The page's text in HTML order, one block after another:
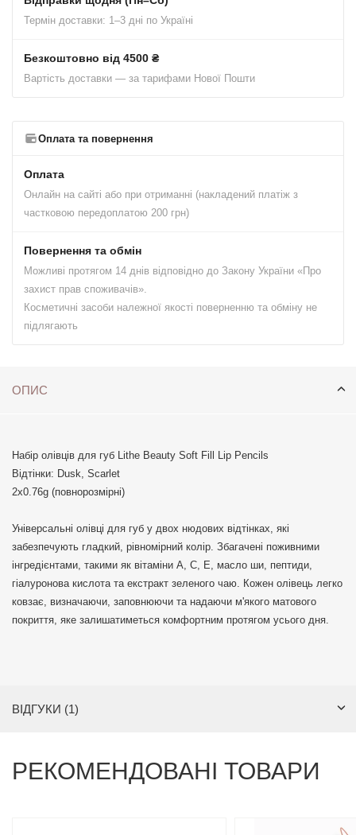
Термін доставки: 1–3 дні по Україні
Безкоштовно від 4500 ₴
Вартість доставки — за тарифами Нової Пошти
Оплата та повернення
Оплата
Онлайн на сайті або при отриманні (накладений платіж з
частковою передоплатою 200 грн)
Повернення та обмін
Можливі протягом 14 днів відповідно до Закону України «Про
захист прав споживачів».
Косметичні засоби належної якості поверненню та обміну не
підлягають
ОПИС
Набір олівців для губ Lithe Beauty Soft Fill Lip Pencils
Відтінки: Dusk, Scarlet
2x0.76g (повнорозмірні)
Універсальні олівці для губ у двох нюдових відтінках, які
забезпечують гладкий, рівномірний колір. Збагачені поживними
інгредієнтами, такими як вітаміни A, C, E, масло ши, пептиди,
гіалуронова кислота та екстракт зеленого чаю. Кожен олівець легко
ковзає, визначаючи, заповнюючи та надаючи м'якого матового
покриття, яке залишатиметься комфортним протягом усього дня.
ВІДГУКИ (1)
РЕКОМЕНДОВАНІ ТОВАРИ